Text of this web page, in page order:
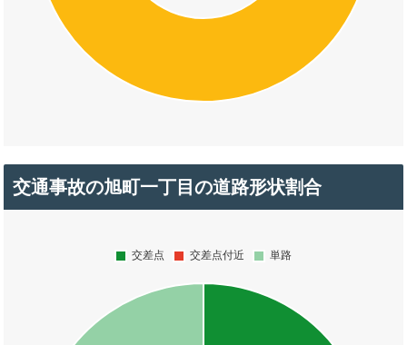
交通事故の旭町一丁目の道路形状割合